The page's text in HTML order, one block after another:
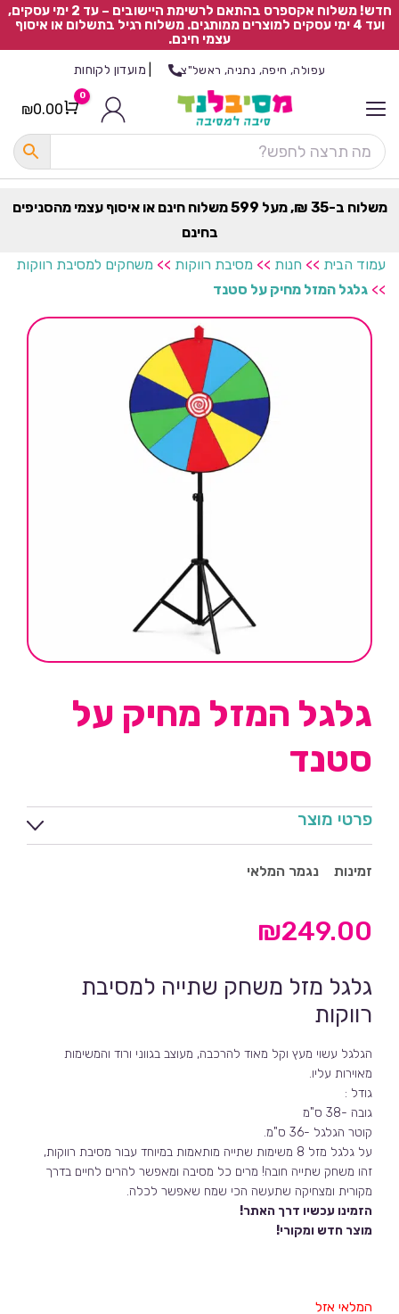
חדש! משלוח אקספרס בהתאם לרשימת היישובים – עד 2 ימי עסקים,
ועד 4 ימי עסקים למוצרים ממותגים. משלוח רגיל בתשלום או איסוף
עצמי חינם.
עפולה, חיפה, נתניה, ראשל"צ מועדון לקוחות
Cart
0
₪0.00
משלוח ב-35 ₪, מעל 599 משלוח חינם או איסוף עצמי מהסניפים
בחינם
עמוד הבית >> חנות >> מסיבת רווקות >> משחקים למסיבת רווקות
>> גלגל המזל מחיק על סטנד
גלגל המזל מחיק על
סטנד
פרטי מוצר
זמינות נגמר המלאי
₪249.00
גלגל מזל משחק שתייה למסיבת
רווקות
הגלגל עשוי מעץ וקל מאוד להרכבה, מעוצב בגווני ורוד והמשימות
מאוירות עליו.
גודל :
גובה -38 ס"מ
קוטר הגלגל -36 ס"מ.
על גלגל מזל 8 משימות שתייה מותאמות במיוחד עבור מסיבת רווקות,
זהו משחק שתייה חובה! מרים כל מסיבה ומאפשר להרים לחיים בדרך
מקורית ומצחיקה שתעשה הכי שמח שאפשר לכלה.
הזמינו עכשיו דרך האתר!
מוצר חדש ומקורי!
המלאי אזל